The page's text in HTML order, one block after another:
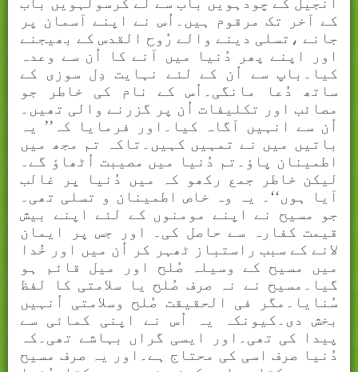
کے آخر تک مرقوم ہيں۔اُس نے اپنے آسمان پر
جانے ،تسلی دينے والے رُوح القدس کے بھیجنے
اور اپنے پھر دُنيا ميں آنے کا اُن سے وعدہ
کيا۔باپ سے اُن کے لئے نہايت دِل سوزی کے
ساتھ دُعا مانگی۔اُس کے نام کی خاطر جو
مصائب اور تکليفات اُن پر گزرنے والی تھيں۔
اُن سے انہيں آگاہ کيا۔اور فرمايا کہ’’ يہ
باتيں ميں نے تمہیں کہيں۔تاکہ تم مجھ ميں
اطمينان پاؤ۔تم دُنيا ميں مصیبت اُٹھاؤ گے۔
ليکن خاطر جمع رکھو کہ ميں دُنيا پر غالب
آيا ہوں‘‘۔ يہ وہ خاص اطمينان و تسلی تھی۔
جو مسیح نے اپنے مومنوں کے لئے اپنے بيش
قیمت کفارہ سے حاصل کی۔ اور جس پر ايمان
لانے کے سبب راستباز ٹھہر کر اُن ميں اور خُدا
ميں مسیح کے وسیلہ صُلح اور میل قائم ہو
گيا۔مسیح نے نہ صرف صُلح يا سلامتی کا لفظ
سُنايا۔مگر فی الحقيقت صُلح وسلامتی اُنہيں
بخش دی۔کيونکہ يہ اُس نے اپنی کمائی سے
پيدا کی تھی۔اور ايسی گراں بہاشے تھی۔کہ
دُنيا صرف اسی کی محتاج ہے۔اور يہ صرف مسیح